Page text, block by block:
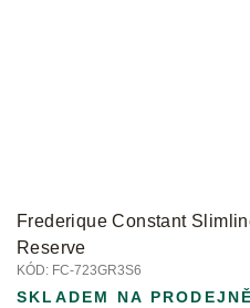
Frederique Constant
Reserve
KÓD: FC-723GR3S6
SKLADEM NA PRODEJNĚ